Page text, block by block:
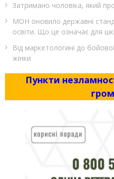
Затримано чоловіка, який
МОН оновило державні
освіти. Що це означає для
Від маркетологині до
жінки
Пункти